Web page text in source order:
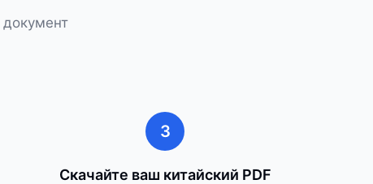
3
Скачайте ваш китайский PDF